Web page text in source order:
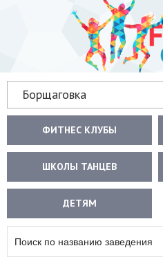
Борщаговка
ФИТНЕС КЛУБЫ
ШКОЛЫ ТАНЦЕВ
ДЕТЯМ